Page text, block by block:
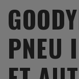
PNEU